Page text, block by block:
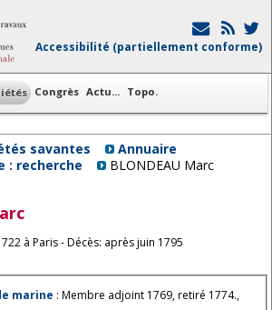
Accessibilité (partiellement conforme)
Congrès Actu... Topo.
savantes
Annuaire
: recherche
BLONDEAU Marc
à Paris - Décès: après juin 1795
marine : Membre adjoint 1769, retiré 1774.,